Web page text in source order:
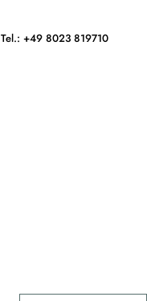
Tel.: +49 8023 819710